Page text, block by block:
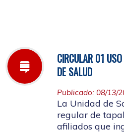
CIRCULAR 01
DE SALUD
Publicado: 08/13/
La Unidad de
regular de
afiliados que